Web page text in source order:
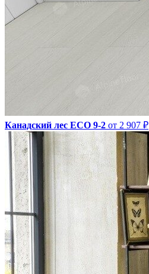
Канадский лес ECO 9-2 от 2 907 ₽